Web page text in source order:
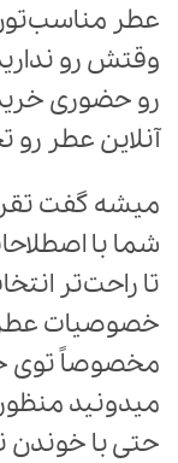
عطر
وقتش رو
رو حضوری
آنلاین عطر رو
میشه گفت
شما با
تا راحت‌تر
خصوصیات
مخصوصاً توی
میدونید
حتی با خوندن